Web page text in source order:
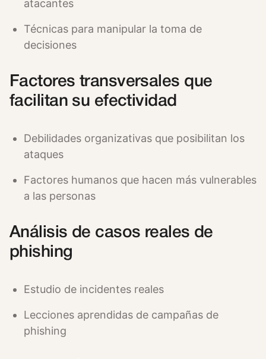
atacantes
Técnicas para manipular la toma de
decisiones
Factores transversales que
facilitan su efectividad
Debilidades organizativas que posibilitan los
ataques
Factores humanos que hacen más vulnerables
a las personas
Análisis de casos reales de
phishing
Estudio de incidentes reales
Lecciones aprendidas de campañas de
phishing